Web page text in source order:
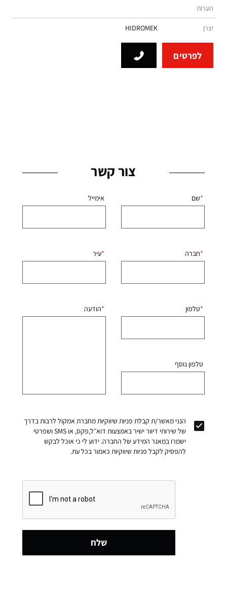
הערות
יצרן HIDROMEK
לפרטים
צור קשר
שם
חברה
טלפון
טלפון נוסף
אימייל
עיר
הודעה
הנני מאשר/ת קבלת פניות שיווקיות מחברת אמקול לרבות בדרך
של שירותי דיוור ישיר באמצעות דוא״ל,פקס, או SMS ושפרטי
ישמרו במאגר המידע של החברה. ידוע לי כי אוכל לבקש
להפסיק לקבל פניות שיווקיות כאמור בכל עת.
שלח